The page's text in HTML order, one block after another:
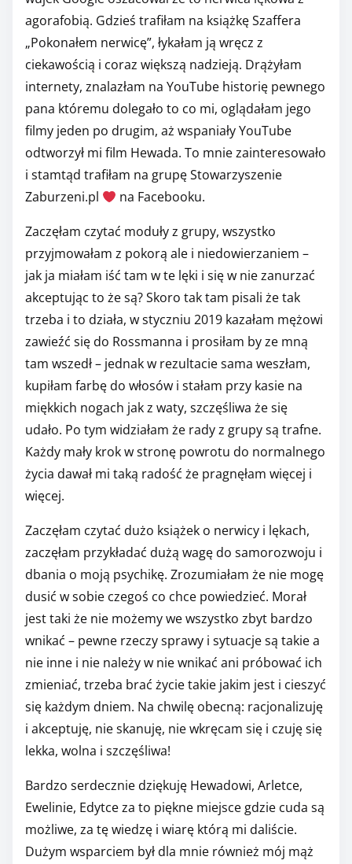
agorafobią. Gdzieś trafiłam na książkę Szaffera
„Pokonałem nerwicę”, łykałam ją wręcz z
ciekawością i coraz większą nadzieją. Drążyłam
internety, znalazłam na YouTube historię pewnego
pana któremu dolegało to co mi, oglądałam jego
filmy jeden po drugim, aż wspaniały YouTube
odtworzył mi film Hewada. To mnie zainteresowało
i stamtąd trafiłam na grupę Stowarzyszenie
Zaburzeni.pl
na Facebooku.
Zaczęłam czytać moduły z grupy, wszystko
przyjmowałam z pokorą ale i niedowierzaniem –
jak ja miałam iść tam w te lęki i się w nie zanurzać
akceptując to że są? Skoro tak tam pisali że tak
trzeba i to działa, w styczniu 2019 kazałam mężowi
zawieźć się do Rossmanna i prosiłam by ze mną
tam wszedł – jednak w rezultacie sama weszłam,
kupiłam farbę do włosów i stałam przy kasie na
miękkich nogach jak z waty, szczęśliwa że się
udało. Po tym widziałam że rady z grupy są trafne.
Każdy mały krok w stronę powrotu do normalnego
życia dawał mi taką radość że pragnęłam więcej i
więcej.
Zaczęłam czytać dużo książek o nerwicy i lękach,
zaczęłam przykładać dużą wagę do samorozwoju i
dbania o moją psychikę. Zrozumiałam że nie mogę
dusić w sobie czegoś co chce powiedzieć. Morał
jest taki że nie możemy we wszystko zbyt bardzo
wnikać – pewne rzeczy sprawy i sytuacje są takie a
nie inne i nie należy w nie wnikać ani próbować ich
zmieniać, trzeba brać życie takie jakim jest i cieszyć
się każdym dniem. Na chwilę obecną: racjonalizuję
i akceptuję, nie skanuję, nie wkręcam się i czuję się
lekka, wolna i szczęśliwa!
Bardzo serdecznie dziękuję Hewadowi, Arletce,
Ewelinie, Edytce za to piękne miejsce gdzie cuda są
możliwe, za tę wiedzę i wiarę którą mi daliście.
Dużym wsparciem był dla mnie również mój mąż